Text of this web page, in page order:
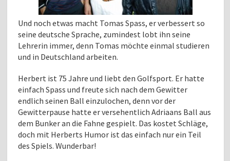
Und noch etwas macht Tomas Spass, er verbessert so
seine deutsche Sprache, zumindest lobt ihn seine
Lehrerin immer, denn Tomas möchte einmal studieren
und in Deutschland arbeiten.
Herbert ist 75 Jahre und liebt den Golfsport. Er hatte
einfach Spass und freute sich nach dem Gewitter
endlich seinen Ball einzulochen, denn vor der
Gewitterpause hatte er versehentlich Adriaans Ball aus
dem Bunker an die Fahne gespielt. Das kostet Schläge,
doch mit Herberts Humor ist das einfach nur ein Teil
des Spiels. Wunderbar!